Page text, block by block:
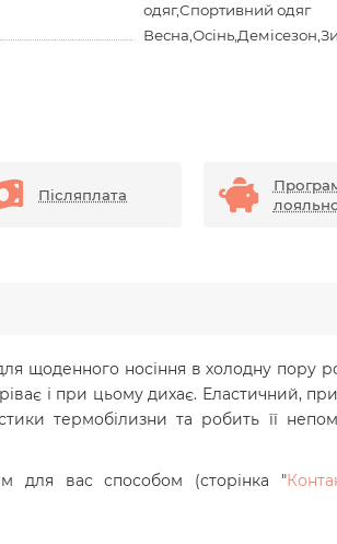
одяг,Спортивний одяг
Післяплата
щоденного носіння в холодну пору
і при цьому дихає. Еластичний,
термобілизни та робить її
для вас способом (сторінка "